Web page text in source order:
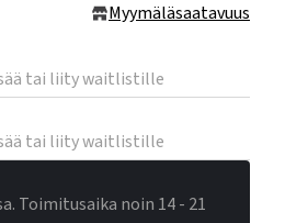
Myymäläsaatavuus
tai liity waitlistille
tai liity waitlistille
Toimitusaika noin 14 - 21